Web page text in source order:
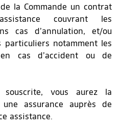
la Commande un contrat
couvrant les
cas d’annulation, et/ou
notamment les
cas d’accident ou de
vous aurez la
assurance auprès de
assistance.